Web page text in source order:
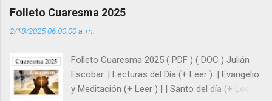
afrontar las adversidades con la fuerza y la luz
siempre está pendiente de nosotros. Amar es
y protegidos por nosotros. “ Señor, soy un
árbol sin frutos, pero tú me das la savia para
que al menos mis ramas y hojas den sombra
Folleto Cuaresma 2025
2/18/2025 06:00:00 a. m.
Folleto Cuaresma 2025 ( PDF ) ( DOC ) Julián
Escobar. | Lecturas del Día (+ Leer ). | Evangelio
y Meditación (+ Leer ) | | Santo del día (+ Leer )